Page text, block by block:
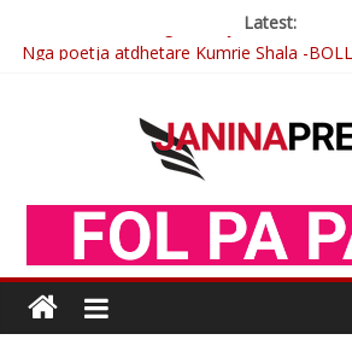
Latest:
Nga poetja atdhetare Kumrie Shala -
Çlirimtari Mentor Mushkolaj nderohet me
Xhevdet Qeriqi Dega e invalidëve në
Postim me vlera nga artistja e mirëfilltë